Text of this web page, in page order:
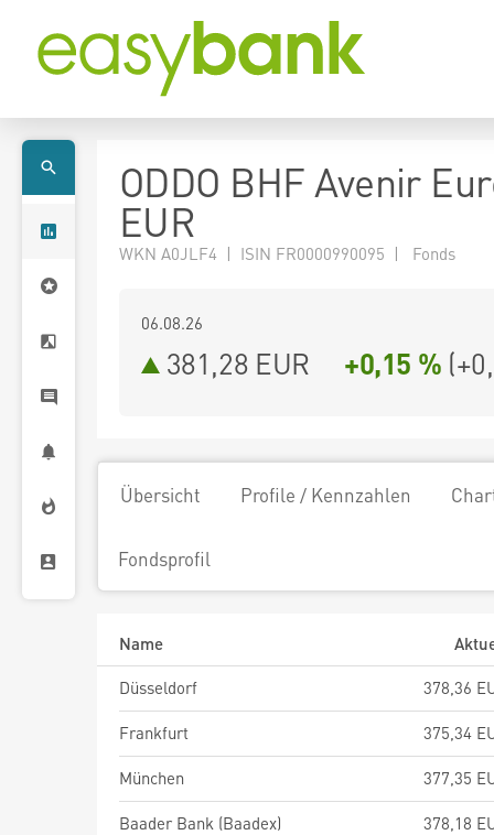
ODDO BHF Avenir
EUR
WKN A0JLF4 | ISIN FR0000990095 | Fonds
06.08.26
381,28 EUR +0,15 % (
Übersicht Profile / Kennzahlen
Fondsprofil
Name
Düsseldorf
378,36
Frankfurt 375,34
München 377,35
Baader Bank (Baadex) 378,18